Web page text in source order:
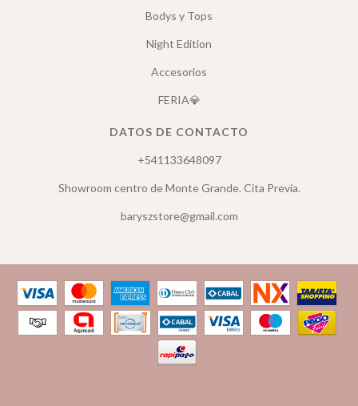
Bodys y Tops
Night Edition
Accesorios
FERIA💎
DATOS DE CONTACTO
+541133648097
Showroom centro de Monte Grande. Cita Previa.
baryszstore@gmail.com